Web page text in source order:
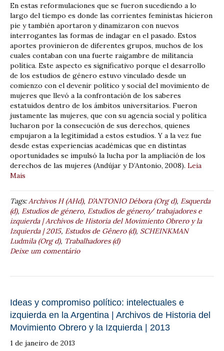
En estas reformulaciones que se fueron sucediendo a lo
largo del tiempo es donde las corrientes feministas hicieron
pie y también aportaron y dinamizaron con nuevos
interrogantes las formas de indagar en el pasado. Estos
aportes provinieron de diferentes grupos, muchos de los
cuales contaban con una fuerte raigambre de militancia
política. Este aspecto es significativo porque el desarrollo
de los estudios de género estuvo vinculado desde un
comienzo con el devenir político y social del movimiento de
mujeres que llevó a la confrontación de los saberes
estatuidos dentro de los ámbitos universitarios. Fueron
justamente las mujeres, que con su agencia social y política
lucharon por la consecución de sus derechos, quienes
empujaron a la legitimidad a estos estudios. Y a la vez fue
desde estas experiencias académicas que en distintas
oportunidades se impulsó la lucha por la ampliación de los
derechos de las mujeres (Andújar y D’Antonio, 2008). Leia
Mais
Tags:Archivos H (AHd), D’ANTONIO Débora (Org d), Esquerda
(d), Estudios de género, Estudios de género/ trabajadores e
izquierda | Archivos de Historia del Movimiento Obrero y la
Izquierda | 2015, Estudos de Gênero (d), SCHEINKMAN
Ludmila (Org d), Trabalhadores (d)
Deixe um comentário
Ideas y compromiso político: intelectuales e
izquierda en la Argentina | Archivos de Historia del
Movimiento Obrero y la Izquierda | 2013
1 de janeiro de 2013